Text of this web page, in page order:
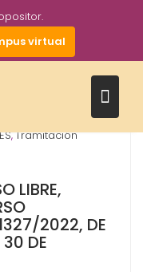
virtual
,Tramitación
LIBRE,
2022, DE
30 DE